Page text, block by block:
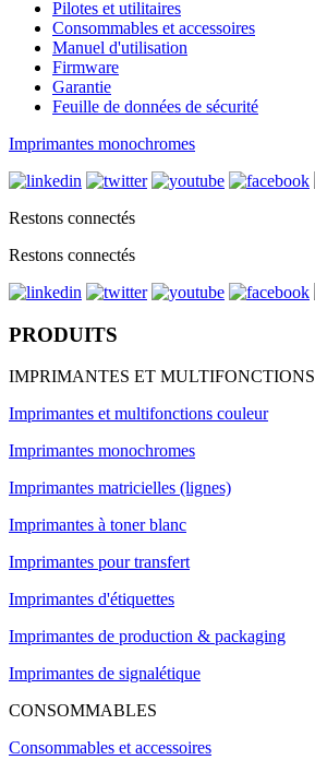
Pilotes et utilitaires
Consommables et accessoires
Manuel d'utilisation
Firmware
Garantie
Feuille de données de sécurité
Imprimantes monochromes
Restons connectés
Restons connectés
PRODUITS
IMPRIMANTES ET MULTIFONCTIONS
Imprimantes et multifonctions couleur
Imprimantes monochromes
Imprimantes matricielles (lignes)
Imprimantes à toner blanc
Imprimantes pour transfert
Imprimantes d'étiquettes
Imprimantes de production & packaging
Imprimantes de signalétique
CONSOMMABLES
Consommables et accessoires